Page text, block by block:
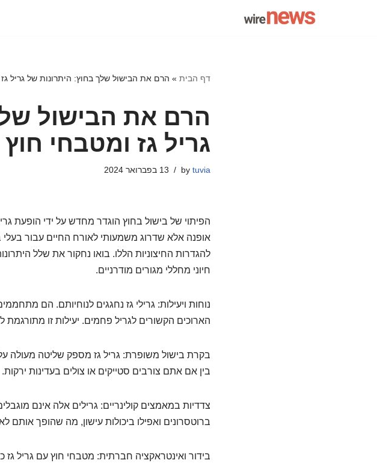
דף הבית » הרם את הבישול שלך בחוץ: היתרונות של גריל
הרם את הבישול
גריל גז ומטבחי חוץ
by tuvia 13 בפברואר 2024
הפיתוי של בישול בחוץ הוגדר מחדש על ידי הופעת
אופנה אלא שדרוג משמעותי לאורח החיים עבור
להגדרות החיצוניות הללו. בואו נחקור את שלל
חיוני מחללי מגורים מודרניים.
נוחות ויעילות: גרילי גז נחגגים לנוחיותם. הם
הארוכים הקשורים לגריל פחמים. יעילות זו מתורגמת
בקרת בישול משופרת: גריל גז מספק שליטה מעולה
בין אם אתם צורבים סטייקים או צולים בעדינות ירקות.
צדדיות במאמצים קולינריים: גרילים אלה אינם
ברוטסרונים ואפילו ביכולות עישון, מה שהופך אותם
בידור ואינטראקציה חברתית: מטבחי חוץ עם גריל גז